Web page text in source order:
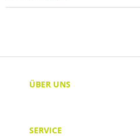
ÜBER UNS
SERVICE